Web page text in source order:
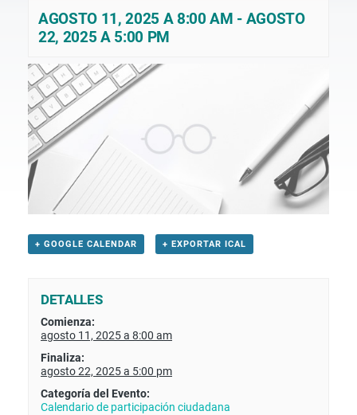
AGOSTO 11, 2025 A 8:00 AM - AGOSTO
22, 2025 A 5:00 PM
+ GOOGLE CALENDAR + EXPORTAR ICAL
DETALLES
Comienza:
agosto 11, 2025 a 8:00 am
Finaliza:
agosto 22, 2025 a 5:00 pm
Categoría del Evento:
Calendario de participación ciudadana